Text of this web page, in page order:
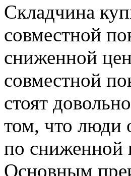
Склaдчинa
совместной
сниженной
совместной
стоят
том, что люди
по сниженной
Основным